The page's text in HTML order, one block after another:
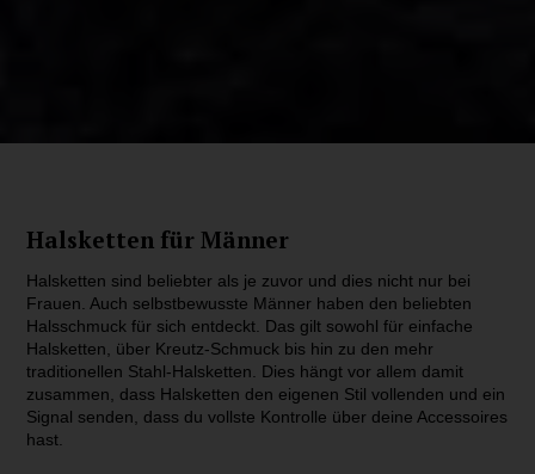
Halsketten für Männer
Halsketten sind beliebter als je zuvor und dies nicht nur bei
Frauen. Auch selbstbewusste Männer haben den beliebten
Halsschmuck für sich entdeckt. Das gilt sowohl für einfache
Halsketten, über Kreutz-Schmuck bis hin zu den mehr
traditionellen Stahl-Halsketten. Dies hängt vor allem damit
zusammen, dass Halsketten den eigenen Stil vollenden und ein
Signal senden, dass du vollste Kontrolle über deine Accessoires
hast.